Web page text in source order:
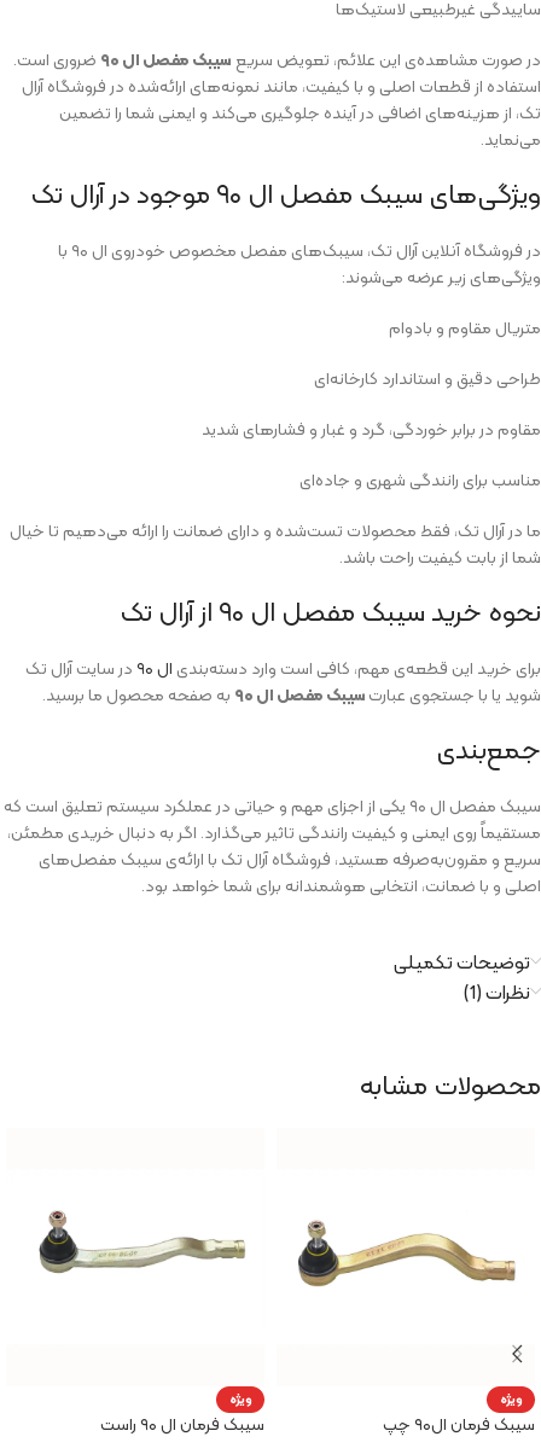
ساییدگی غیرطبیعی لاستیک‌ها
در صورت مشاهده‌ی این علائم، تعویض سریع سیبک مفصل ال ۹۰
ضروری است.
استفاده از قطعات اصلی و با کیفیت، مانند نمونه‌های ارائه‌شده در فروشگاه آرال
تک، از هزینه‌های اضافی در آینده جلوگیری می‌کند و ایمنی شما را تضمین
می‌نماید.
ویژگی‌های سیبک مفصل ال ۹۰ موجود در آرال تک
در فروشگاه آنلاین آرال تک، سیبک‌های مفصل مخصوص خودروی ال ۹۰ با
ویژگی‌های زیر عرضه می‌شوند:
متریال مقاوم و بادوام
طراحی دقیق و استاندارد کارخانه‌ای
مقاوم در برابر خوردگی، گرد و غبار و فشارهای شدید
مناسب برای رانندگی شهری و جاده‌ای
ما در آرال تک، فقط محصولات تست‌شده و دارای ضمانت را ارائه می‌دهیم تا خیال
شما از بابت کیفیت راحت باشد.
نحوه خرید سیبک مفصل ال ۹۰ از آرال تک
برای خرید این قطعه‌ی مهم، کافی است وارد دسته‌بندی ال ۹۰
در سایت آرال تک
شوید یا با جستجوی عبارتسیبک مفصل ال ۹۰ به صفحه محصول ما برسید.
جمع‌بندی
سیبک مفصل ال ۹۰ یکی از اجزای مهم و حیاتی در عملکرد سیستم تعلیق است که
مستقیماً روی ایمنی و کیفیت رانندگی تاثیر می‌گذارد. اگر به دنبال خریدی مطمئن،
سریع و مقرون‌به‌صرفه هستید، فروشگاه آرال تک با ارائه‌ی سیبک مفصل‌های
اصلی و با ضمانت، انتخابی هوشمندانه برای شما خواهد بود.
توضیحات تکمیلی
نظرات (1)
محصولات مشابه
ویژه
سیبک فرمان ال۹۰ چپ
ویژه
سیبک فرمان ال ۹۰ راست